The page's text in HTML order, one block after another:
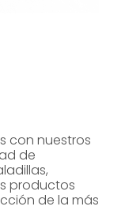
con nuestros
de
productos
de la más